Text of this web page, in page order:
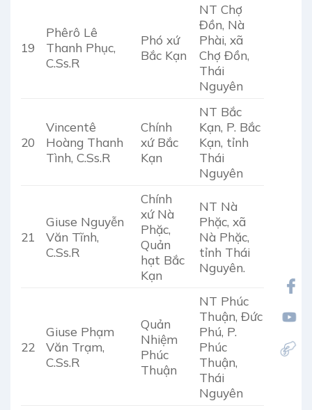
19
Phêrô Lê
Thanh Phục,
C.Ss.R
Phó xứ
Bắc Kạn
NT Chợ
Đồn, Nà
Phài, xã
Chợ Đồn,
Thái
Nguyên
20
Vincentê
Hoàng Thanh
Tình, C.Ss.R
Chính
xứ Bắc
Kạn
NT Bắc
Kạn, P. Bắc
Kạn, tỉnh
Thái
Nguyên
21
Giuse Nguyễn
Văn Tĩnh,
C.Ss.R
Chính
xứ Nà
Phặc,
Quản
hạt Bắc
Kạn
NT Nà
Phặc, xã
Nà Phặc,
tỉnh Thái
Nguyên.
22
Giuse Phạm
Văn Trạm,
C.Ss.R
Quản
Nhiệm
Phúc
Thuận
NT Phúc
Thuận, Đức
Phú, P.
Phúc
Thuận,
Thái
Nguyên